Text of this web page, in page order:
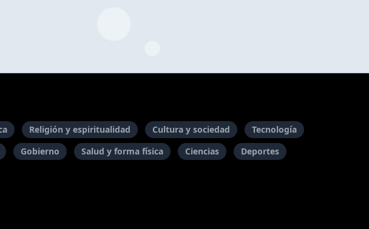
Religión y espiritualidad Cultura y sociedad
Tecnología
Gobierno Salud y forma física Ciencias Deportes